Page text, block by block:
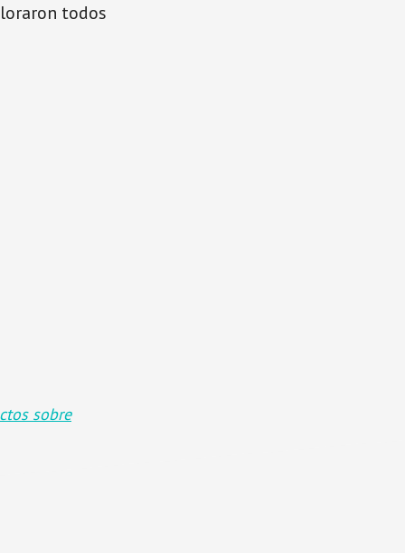
todos
sobre